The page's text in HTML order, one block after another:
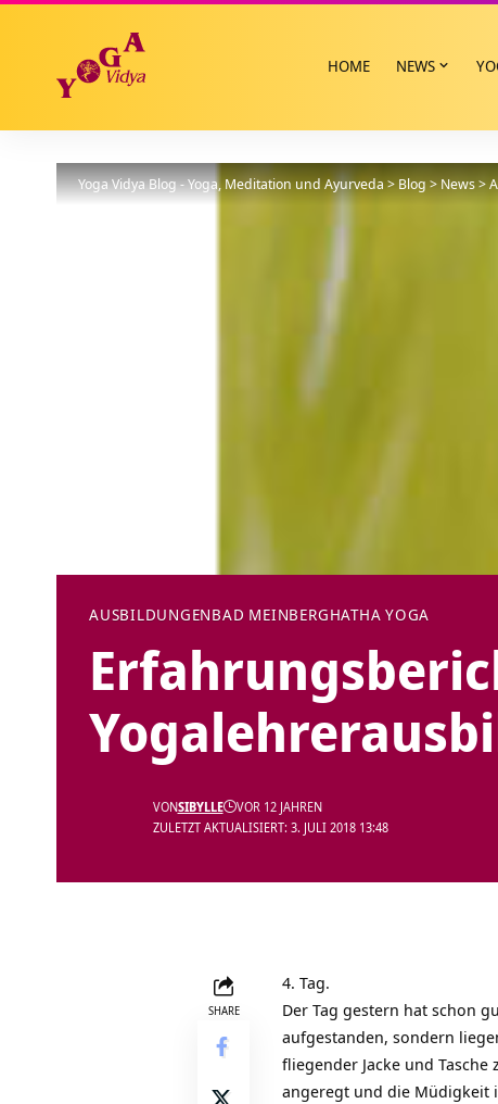
HOME NEWS
Yoga Vidya Blog - Yoga, Meditation und Ayurveda>Blog>News>
AUSBILDUNGENBAD MEINBERGHATHA YOGA
ZULETZT AKTUALISIERT: 3. JULI 2018 13:48
VONSIBYLLE VOR 12 JAHREN
SHARE
4. Tag.
Der Tag gestern hat schon
aufgestanden, sondern
fliegender Jacke und Tasche
angeregt und die Müdigkeit